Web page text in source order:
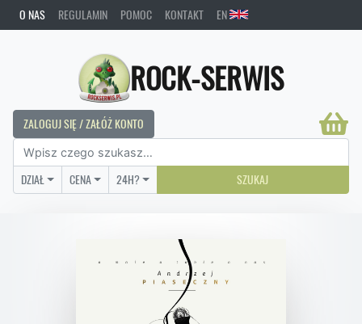
O NAS REGULAMIN POMOC KONTAKT EN
ROCK-SERWIS
ZALOGUJ SIĘ / ZAŁÓŻ KONTO
DZIAŁ CENA 24H? SZUKAJ